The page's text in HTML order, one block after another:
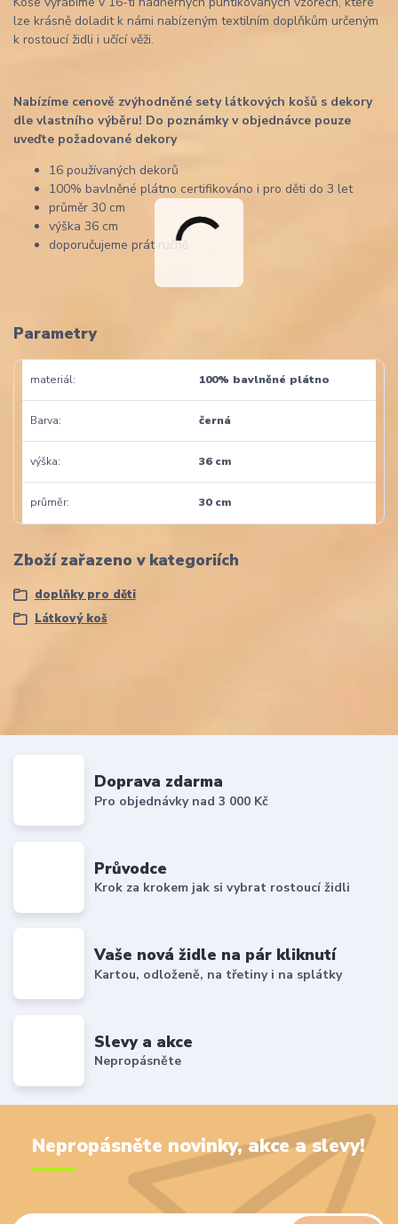
lze krásně doladit k námi nabízeným textilním doplňkům určeným
k rostoucí židli i učící věži.
Nabízíme cenově zvýhodněné sety látkových košů s dekory
dle vlastního výběru! Do poznámky v objednávce pouze
uveďte požadované dekory
16 používaných dekorů
100% bavlněné plátno certifikováno i pro děti do 3 let
průměr 30 cm
výška 36 cm
doporučujeme prát ručně
Parametry
materiál 100% bavlněné plátno
Barva černá
výška 36 cm
průměr 30 cm
Zboží zařazeno v kategoriích
doplňky pro děti
Látkový koš
Doprava zdarma
Pro objednávky nad 3 000 Kč
Průvodce
Krok za krokem jak si vybrat rostoucí židli
Vaše nová židle na pár kliknutí
Kartou, odloženě, na třetiny i na splátky
Slevy a akce
Nepropásněte
Nepropásněte novinky, akce a slevy!